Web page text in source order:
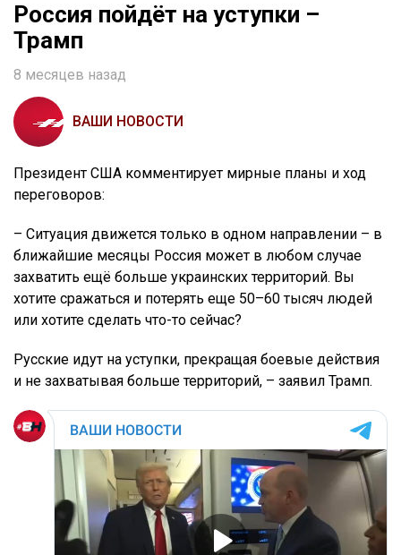
Россия пойдёт на уступки –
Трамп
8 месяцев назад
ВАШИ НОВОСТИ
Президент США комментирует мирные планы и ход
переговоров:
– Ситуация движется только в одном направлении – в
ближайшие месяцы Россия может в любом случае
захватить ещё больше украинских территорий. Вы
хотите сражаться и потерять еще 50–60 тысяч людей
или хотите сделать что-то сейчас?
Русские идут на уступки, прекращая боевые действия
и не захватывая больше территорий, – заявил Трамп.